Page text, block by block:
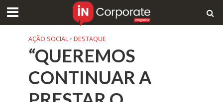
AÇÃO SOCIAL • DESTAQUE
“QUEREMOS
CONTINUAR A